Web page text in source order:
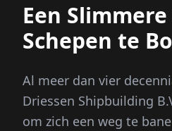
Een
Schepen te
Al meer dan vier
Driessen Shipbuilding
om zich een weg te